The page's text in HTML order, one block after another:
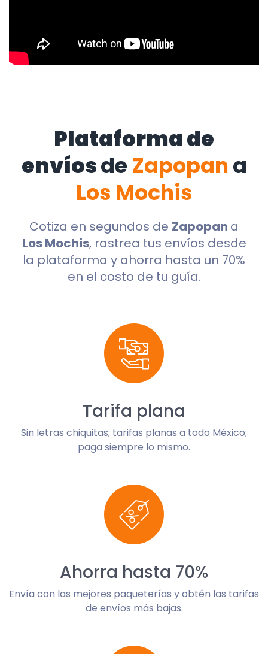
Plataforma de
envíosde Zapopan a
Los Mochis
Cotiza en segundos de Zapopan a
Los Mochis, rastrea tus envíos desde
la plataforma y ahorra hasta un 70%
en el costo de tu guía.
Tarifa plana
Sin letras chiquitas; tarifas planas a todo México;
paga siempre lo mismo.
Ahorra hasta 70%
Envía con las mejores paqueterías y obtén las tarifas
de envíos más bajas.